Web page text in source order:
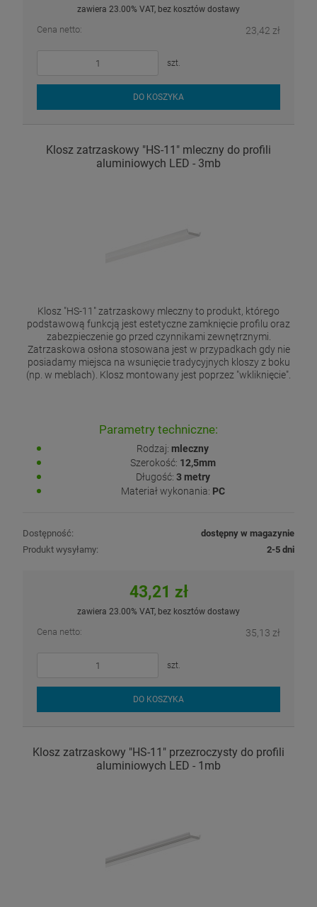
zawiera 23.00% VAT, bez kosztów dostawy
Cena netto: 23,42 zł
szt.
DO KOSZYKA
Klosz zatrzaskowy "HS-11" mleczny do profili
aluminiowych LED - 3mb
Klosz "HS-11" zatrzaskowy mleczny to produkt, którego
podstawową funkcją jest estetyczne zamknięcie profilu oraz
zabezpieczenie go przed czynnikami zewnętrznymi.
Zatrzaskowa osłona stosowana jest w przypadkach gdy nie
posiadamy miejsca na wsunięcie tradycyjnych kloszy z boku
(np. w meblach). Klosz montowany jest poprzez "wkliknięcie".
Parametry techniczne:
Rodzaj: mleczny
Szerokość: 12,5mm
Długość: 3 metry
Materiał wykonania: PC
Dostępność:
dostępny w magazynie
Produkt wysyłamy:
2-5 dni
43,21 zł
zawiera 23.00% VAT, bez kosztów dostawy
Cena netto: 35,13 zł
szt.
DO KOSZYKA
Klosz zatrzaskowy "HS-11" przezroczysty do profili
aluminiowych LED - 1mb